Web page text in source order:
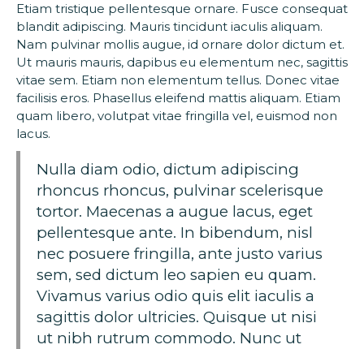
Etiam tristique pellentesque ornare. Fusce consequat
blandit adipiscing. Mauris tincidunt iaculis aliquam.
Nam pulvinar mollis augue, id ornare dolor dictum et.
Ut mauris mauris, dapibus eu elementum nec, sagittis
vitae sem. Etiam non elementum tellus. Donec vitae
facilisis eros. Phasellus eleifend mattis aliquam. Etiam
quam libero, volutpat vitae fringilla vel, euismod non
lacus.
Nulla diam odio, dictum adipiscing
rhoncus rhoncus, pulvinar scelerisque
tortor. Maecenas a augue lacus, eget
pellentesque ante. In bibendum, nisl
nec posuere fringilla, ante justo varius
sem, sed dictum leo sapien eu quam.
Vivamus varius odio quis elit iaculis a
sagittis dolor ultricies. Quisque ut nisi
ut nibh rutrum commodo. Nunc ut